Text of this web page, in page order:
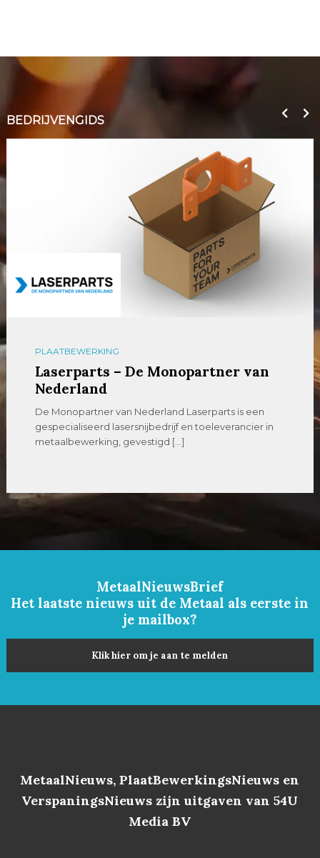
BEDRIJVENGIDS
PLAATBEWERKING
Laserparts – De Monopartner van
Nederland
De Monopartner van Nederland Laserparts is een
gespecialiseerd lasersnijbedrijf en toeleverancier in
metaalbewerking, gevestigd […]
MetaalNieuwsBrief
Het laatste nieuws uit de Metaal als eerste in
je mailbox?
Klik hier om je aan te melden
MetaalNieuws, PlaatBewerkingsNieuws en
VerspaningsNieuws zijn uitgaven van 54U
Media BV